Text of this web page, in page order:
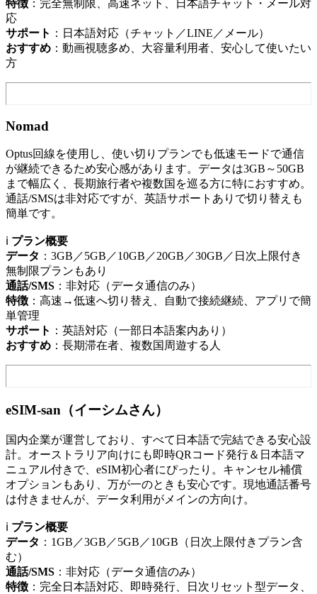
特徴 ：完全無制限、高速ネット、日本語チャット・メール対
応
サポート ：日本語対応（チャット／LINE／メール）
おすすめ ：動画視聴多め、大容量利用者、安心して使いたい
方
Nomad
Optus回線を使用し、使い切りプランでも低速モードで通信
が継続できるため安心感があります。データは3GB～50GB
まで幅広く、長期旅行者や複数国を巡る方に特におすすめ。
通話/SMSは非対応ですが、英語サポートありで切り替えも
簡単です。
ℹ️ プラン概要
データ ：3GB／5GB／10GB／20GB／30GB／日次上限付き
無制限プランもあり
通話/SMS ：非対応（データ通信のみ）
特徴 ：高速→低速へ切り替え、自動で接続継続、アプリで簡
単管理
サポート ：英語対応（一部日本語案内あり）
おすすめ ：長期滞在者、複数国周遊する人
eSIM‑san（イーシムさん）
国内企業が運営しており、すべて日本語で完結できる安心設
計。オーストラリア向けにも即時QRコード発行＆日本語マ
ニュアル付きで、eSIM初心者にぴったり。キャンセル補償
オプションもあり、万が一のときも安心です。現地通話番号
は付きませんが、データ利用がメインの方向け。
ℹ️ プラン概要
データ ：1GB／3GB／5GB／10GB（日次上限付きプラン含
む）
通話/SMS ：非対応（データ通信のみ）
特徴 ：完全日本語対応、即時発行、日次リセット型データ、